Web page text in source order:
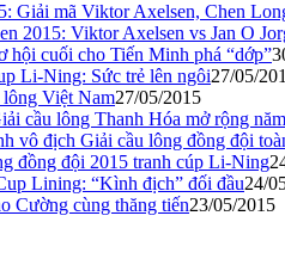
Giải mã Viktor Axelsen, Chen
2015: Viktor Axelsen vs Jan O
hội cuối cho Tiến Minh phá “dớp”
Li-Ning: Sức trẻ lên ngôi27/05/
Việt Nam27/05/2015
cầu lông Thanh Hóa mở rộng
vô địch Giải cầu lông đồng đội
đồng đội 2015 tranh cúp Li-Ning
Lining: “Kình địch” đối đầu24/
Cường cùng thăng tiến23/05/2015